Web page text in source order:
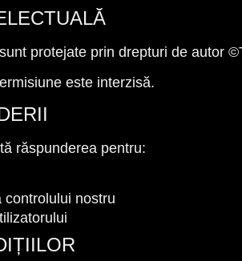
protejate prin drepturi de autor
este interzisă.
răspunderea pentru:
nostru